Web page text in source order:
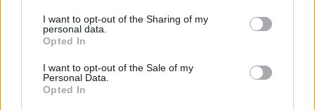
I want to opt-out of the Sharing of my
personal data.
Opted In
I want to opt-out of the Sale of my
Personal Data.
Opted In